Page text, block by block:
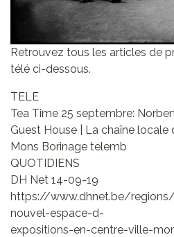
Retrouvez tous les articles de
télé ci-dessous.
TELE
Tea Time 25 septembre:
Guest House | La chaîne locale
Mons Borinage telemb
QUOTIDIENS
DH Net 14-09-19
https://www.dhnet.be/
nouvel-espace-d-
expositions-en-centre-ville-